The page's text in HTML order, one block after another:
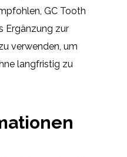
GC Tooth
Ergänzung zur
verwenden, um
langfristig zu